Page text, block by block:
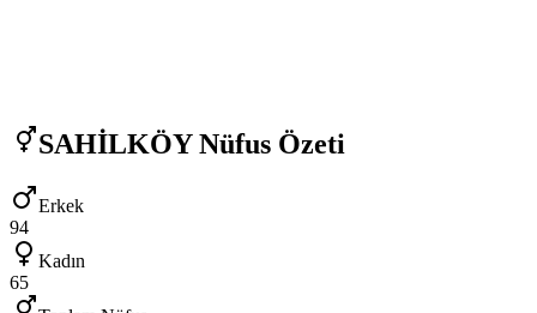
SAHİLKÖYNüfus Özeti
Erkek
94
Kadın
65